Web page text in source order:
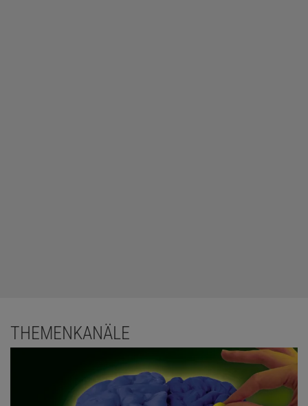
THEMENKANÄLE